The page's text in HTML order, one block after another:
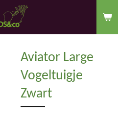
Aviator Large
Vogeltuigje
Zwart